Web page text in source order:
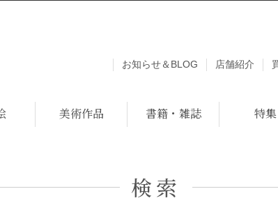
お知らせ＆BLOG 店舗紹介
美術作品 書籍・雑誌 特集
検索